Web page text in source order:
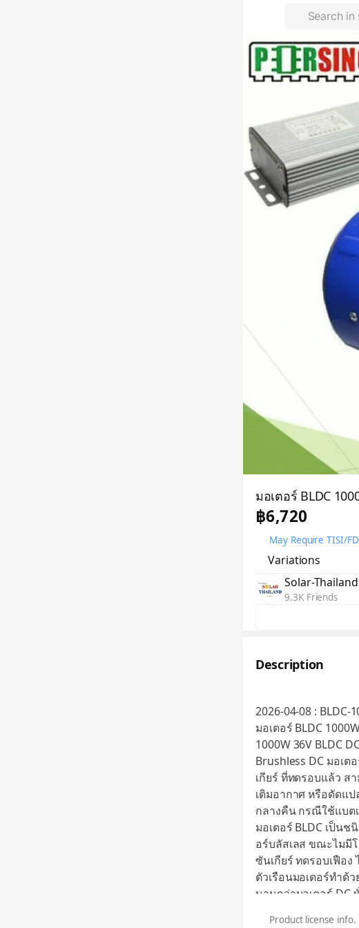
มอเตอร์ BLDC
฿6,720
May Require TISI/
Variations
Solar-
9.3K Friends
Description
2026-04-08 : BLDC-
มอเตอร์ BLDC
1000W 36V BLDC
Brushless DC มอเต
เกียร์ ที่ทดรอบแล้ว ส
เติมอากาศ หรือดัดแ
กลางคืน กรณีใช้แบต
มอเตอร์ BLDC เป็น
อร์บลัสเลส ขณะไมมี
ซันเกียร์ ทดรอบเฟือ
ตัวเรือนมอเตอร์ทำด้
นานกว่ามอเตอร์ DC
Product license info.